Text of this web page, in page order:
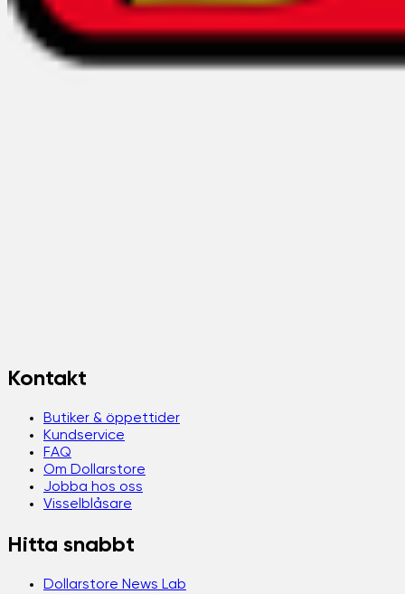
Kontakt
Butiker & öppettider
Kundservice
FAQ
Om Dollarstore
Jobba hos oss
Visselblåsare
Hitta snabbt
Dollarstore News Lab